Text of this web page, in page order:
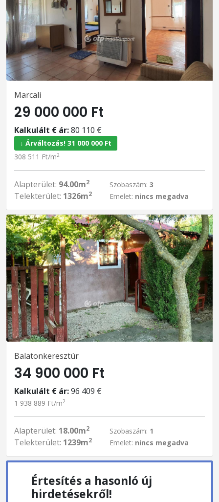
Marcali
29 000 000 Ft
Kalkulált € ár:80 110 €
↓ Árváltozás! 31 000 000 Ft
308 511 Ft/m2
Alapterület: 94.00m2
Telekterület: 1326m2
Szobaszám: 3
Emelet: nincs megadva
Balatonkeresztúr
34 900 000 Ft
Kalkulált € ár:96 409 €
1 938 889 Ft/m2
Alapterület: 18.00m2
Telekterület: 1239m2
Szobaszám: 1
Emelet: nincs megadva
Értesítés a hasonló új
hirdetésekről!